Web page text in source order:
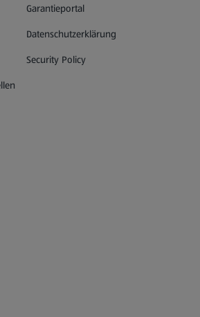
Garantieportal
(öffnet in einem neuen Tab)
Datenschutzerklärung
Security Policy